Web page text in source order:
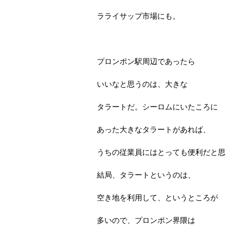
ラライサップ市場にも。
プロンポン駅周辺であったら
いいなと思うのは、大きな
タラートだ。シーロムにいたころに
あった大きなタラートがあれば、
うちの従業員にはとっても便利だと
結局、タラートというのは、
空き地を利用して、というところが
多いので、プロンポン界隈は